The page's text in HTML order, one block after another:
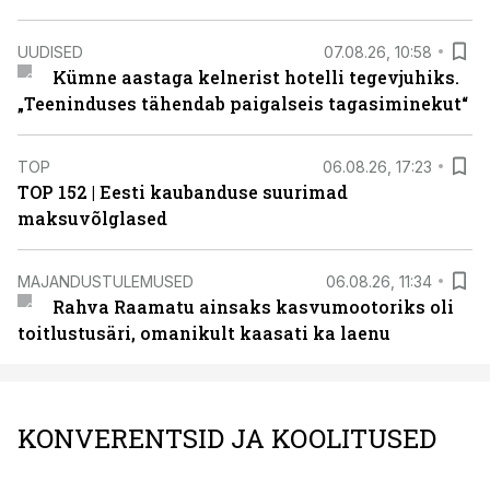
UUDISED 07.08.26, 10:58
Kümne aastaga kelnerist hotelli tegevjuhiks.
„Teeninduses tähendab paigalseis tagasiminekut“
TOP 06.08.26, 17:23
TOP 152 | Eesti kaubanduse suurimad
maksuvõlglased
MAJANDUSTULEMUSED 06.08.26, 11:34
Rahva Raamatu ainsaks kasvumootoriks oli
toitlustusäri, omanikult kaasati ka laenu
KONVERENTSID JA KOOLITUSED